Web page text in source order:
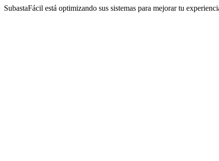
SubastaFácil está optimizando sus sistemas para mejorar tu